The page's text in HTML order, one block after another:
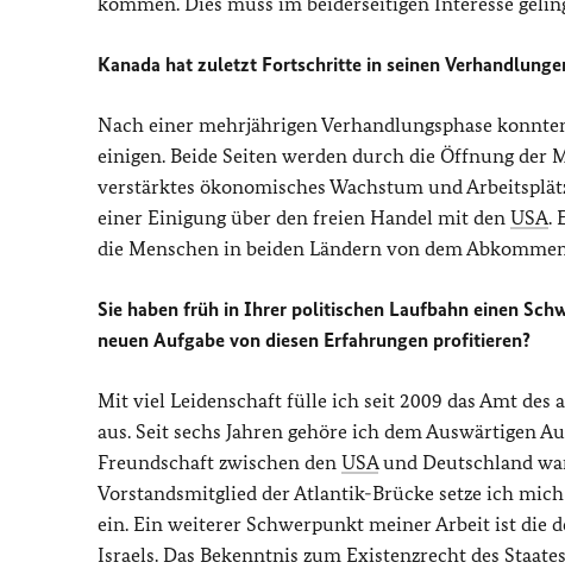
Kanada hat zuletzt Fortschritte in seinen
Nach einer mehrjährigen Verhandlungsphase
einigen. Beide Seiten werden durch die Öffnung
verstärktes ökonomisches Wachstum und
einer Einigung über den freien Handel mit den USA.
die Menschen in beiden Ländern von dem
Sie haben früh in Ihrer politischen Laufbahn einen
neuen Aufgabe von diesen Erfahrungen profitieren?
Mit viel Leidenschaft fülle ich seit 2009 das Amt des
aus. Seit sechs Jahren gehöre ich dem Auswärtigen
Freundschaft zwischen den USAund Deutschland
Vorstandsmitglied der Atlantik-Brücke setze ich
ein. Ein weiterer Schwerpunkt meiner Arbeit ist die
Israels. Das Bekenntnis zum Existenzrecht des